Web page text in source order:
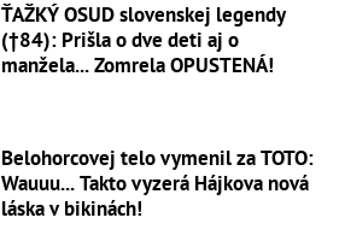
ŤAŽKÝ OSUD slovenskej legendy
(†84): Prišla o dve deti aj o
manžela... Zomrela OPUSTENÁ!
Belohorcovej telo vymenil za TOTO:
Wauuu... Takto vyzerá Hájkova nová
láska v bikinách!